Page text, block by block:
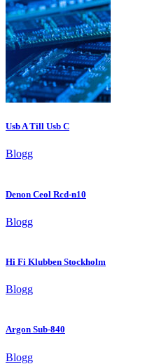
Usb A Till Usb C
Blogg
Denon Ceol Rcd-n10
Blogg
Hi Fi Klubben Stockholm
Blogg
Argon Sub-840
Blogg